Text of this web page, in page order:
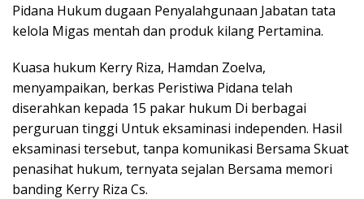
Pidana Hukum dugaan Penyalahgunaan Jabatan tata
kelola Migas mentah dan produk kilang Pertamina.
Kuasa hukum Kerry Riza, Hamdan Zoelva,
menyampaikan, berkas Peristiwa Pidana telah
diserahkan kepada 15 pakar hukum Di berbagai
perguruan tinggi Untuk eksaminasi independen. Hasil
eksaminasi tersebut, tanpa komunikasi Bersama Skuat
penasihat hukum, ternyata sejalan Bersama memori
banding Kerry Riza Cs.